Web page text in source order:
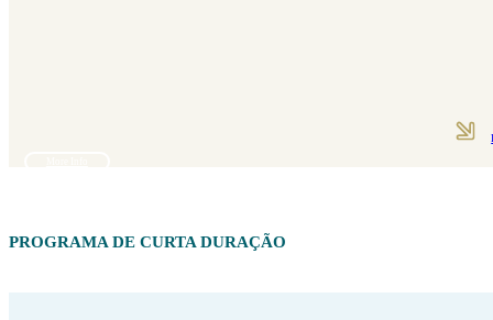
PROGRAMA DE CURTA DURAÇÃO